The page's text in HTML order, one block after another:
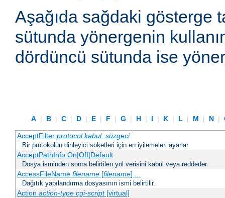
Aşağıda sağdaki gösterge
sütunda yönergenin
dördüncü sütunda ise
A | B | C | D | E | F | G | H | I | K | L | M | N |
AcceptFilter protocol kabul_süzgeci
Bir protokolün dinleyici soketleri için en iyilemeleri ayarlar
AcceptPathInfo On|Off|Default
Dosya isminden sonra belirtilen yol verisini kabul veya reddeder.
AccessFileName filename[filename] ...
Dağıtık yapılandırma dosyasının ismi belirtilir.
Action action-type cgi-script[virtual]